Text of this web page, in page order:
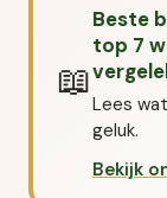
📖
Beste
top 7
Lees
geluk.
Bekijk